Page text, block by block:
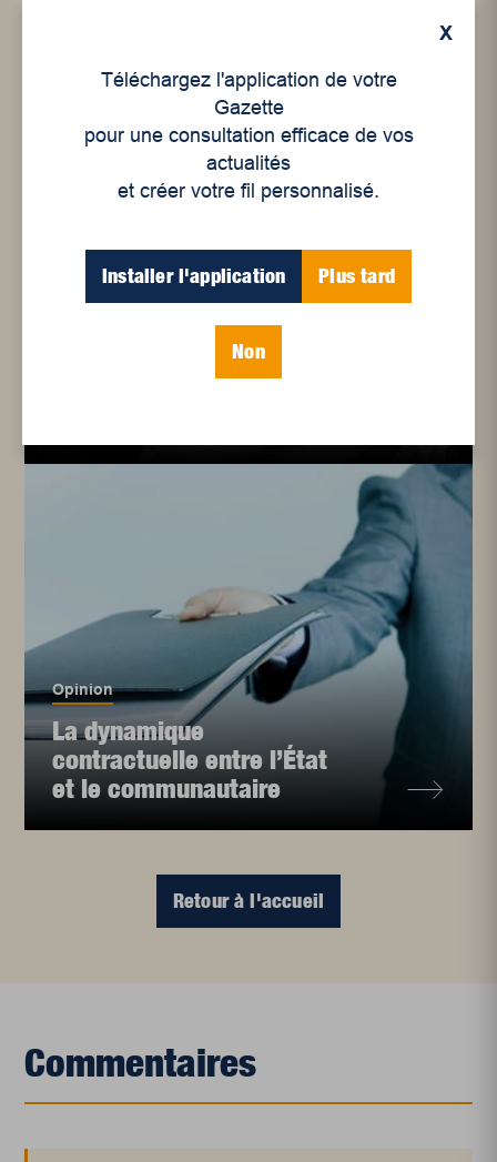
Opinion
La dynamique
contractuelle entre l’État
et le communautaire
Retour à l'accueil
Commentaires
X
Téléchargez l'application de votre
Gazette
pour une consultation efficace de vos
actualités
et créer votre fil personnalisé.
Installer l'application Plus tard
Non